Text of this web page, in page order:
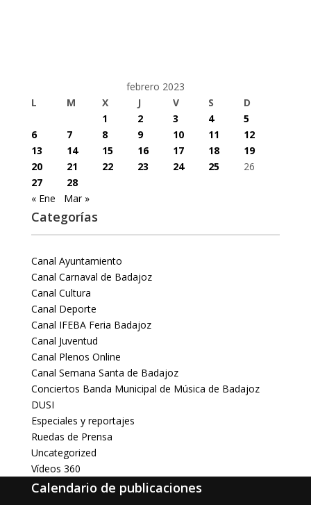
febrero 2023
L
M X J V S
D
1
2 3 4
5
6
7 8 9 10 11
12
13
14 15 16 17 18
19
20
21 22 23 24 25
26
27
28
« Ene
Mar »
Categorías
Canal Ayuntamiento
Canal Carnaval de Badajoz
Canal Cultura
Canal Deporte
Canal IFEBA Feria Badajoz
Canal Juventud
Canal Plenos Online
Canal Semana Santa de Badajoz
Conciertos Banda Municipal de Música de Badajoz
DUSI
Especiales y reportajes
Ruedas de Prensa
Uncategorized
Vídeos 360
Calendario de publicaciones